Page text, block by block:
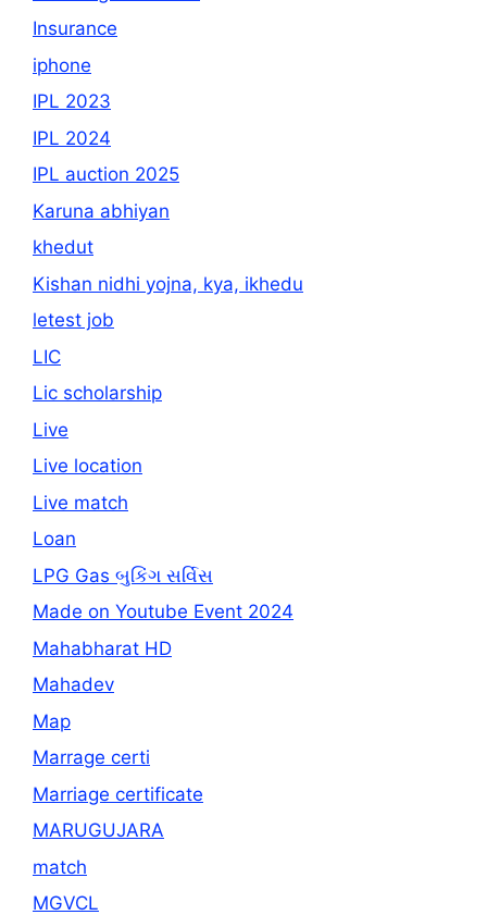
Insurance
iphone
IPL 2023
IPL 2024
IPL auction 2025
Karuna abhiyan
khedut
Kishan nidhi yojna, kya, ikhedu
letest job
LIC
Lic scholarship
Live
Live location
Live match
Loan
LPG Gas બુકિંગ સર્વિસ
Made on Youtube Event 2024
Mahabharat HD
Mahadev
Map
Marrage certi
Marriage certificate
MARUGUJARA
match
MGVCL